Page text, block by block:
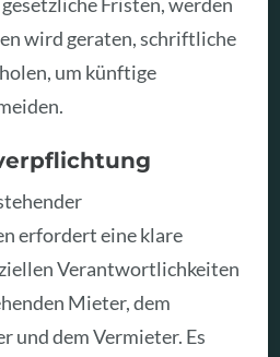
wird geraten, schriftliche
um künftige
erfordert eine klare
Verantwortlichkeiten
Mieter, dem
und dem Vermieter. Es